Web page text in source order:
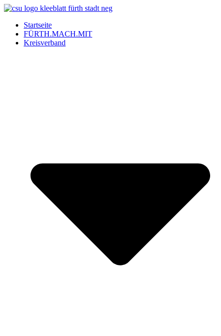
Startseite
FÜRTH.MACH.MIT
Kreisverband